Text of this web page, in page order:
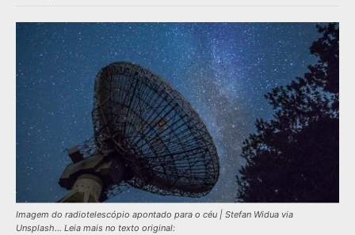
Imagem do radiotelescópio apontado para o céu | Stefan Widua via
Unsplash... Leia mais no texto original: